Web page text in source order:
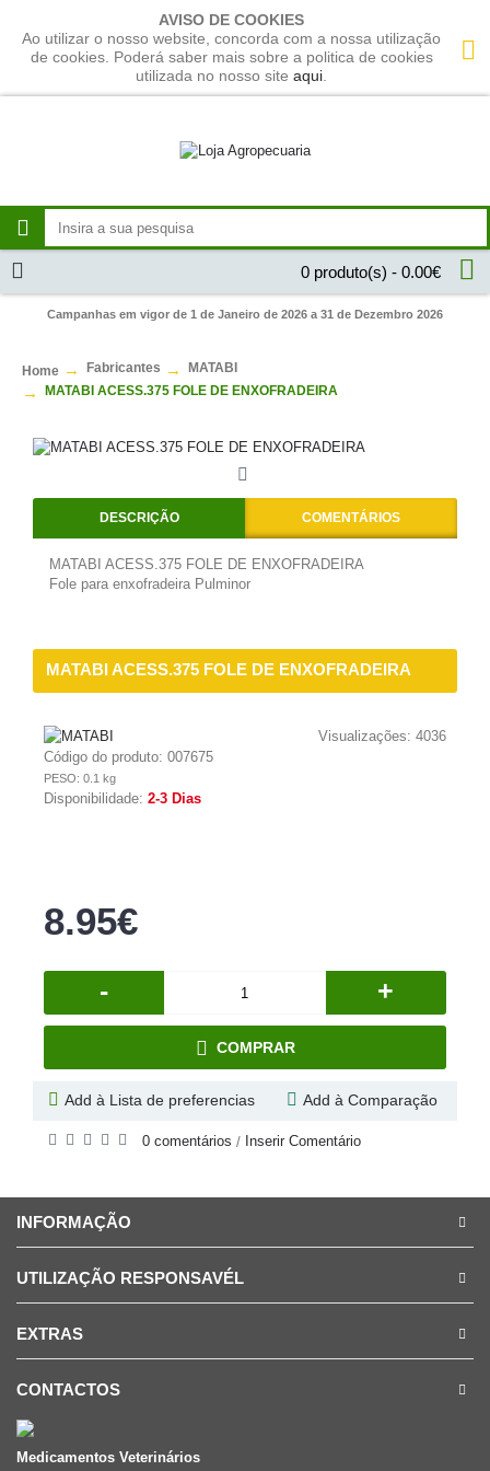
AVISO DE COOKIES
Ao utilizar o nosso website, concorda com a nossa utilização
de cookies. Poderá saber mais sobre a politica de cookies
utilizada no nosso site aqui
0 produto(s) - 0.00€
Campanhas em vigor de 1 de Janeiro de 2026 a 31 de Dezembro 2026
Home Fabricantes
MATABI
MATABI ACESS.375 FOLE DE ENXOFRADEIRA
DESCRIÇÃO COMENTÁRIOS
MATABI ACESS.375 FOLE DE ENXOFRADEIRA
Fole para enxofradeira Pulminor
MATABI ACESS.375 FOLE DE ENXOFRADEIRA
Visualizações: 4036
Código do produto: 007675
PESO: 0.1 kg
Disponibilidade: 2-3 Dias
8.95€
- +
COMPRAR
Add à Lista de preferencias Add à Comparação
0 comentários / Inserir Comentário
INFORMAÇÃO
UTILIZAÇÃO RESPONSAVÉL
EXTRAS
CONTACTOS
Medicamentos Veterinários